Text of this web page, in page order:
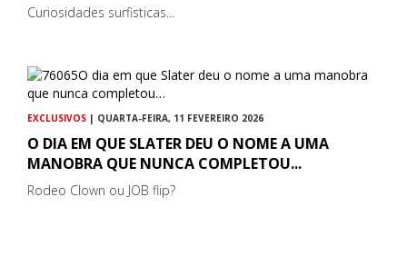
Curiosidades surfisticas...
EXCLUSIVOS | QUARTA-FEIRA, 11 FEVEREIRO 2026
O DIA EM QUE SLATER DEU O NOME A UMA
MANOBRA QUE NUNCA COMPLETOU...
Rodeo Clown ou JOB flip?